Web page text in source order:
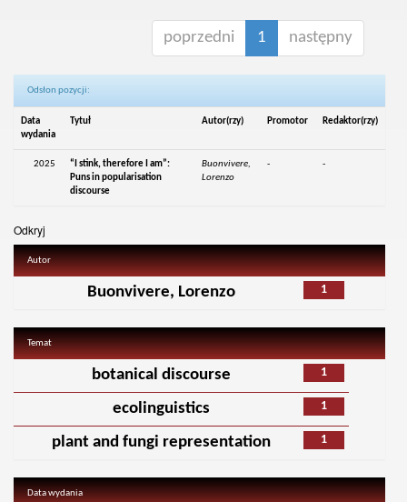
poprzedni 1 następny
Odsłon pozycji:
Data
wydania
Tytuł Autor(rzy) Promotor Redaktor(rzy)
2025
“I stink, therefore I am”:
Puns in popularisation
discourse
Buonvivere,
Lorenzo
- -
Odkryj
Autor
1
Buonvivere, Lorenzo
Temat
1
botanical discourse
1
ecolinguistics
1
plant and fungi representation
Data wydania